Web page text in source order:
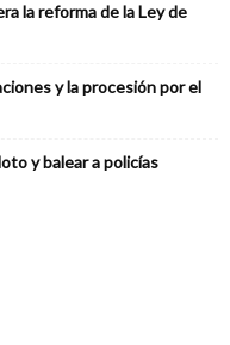
la reforma de la Ley de
y la procesión por el
y balear a policías